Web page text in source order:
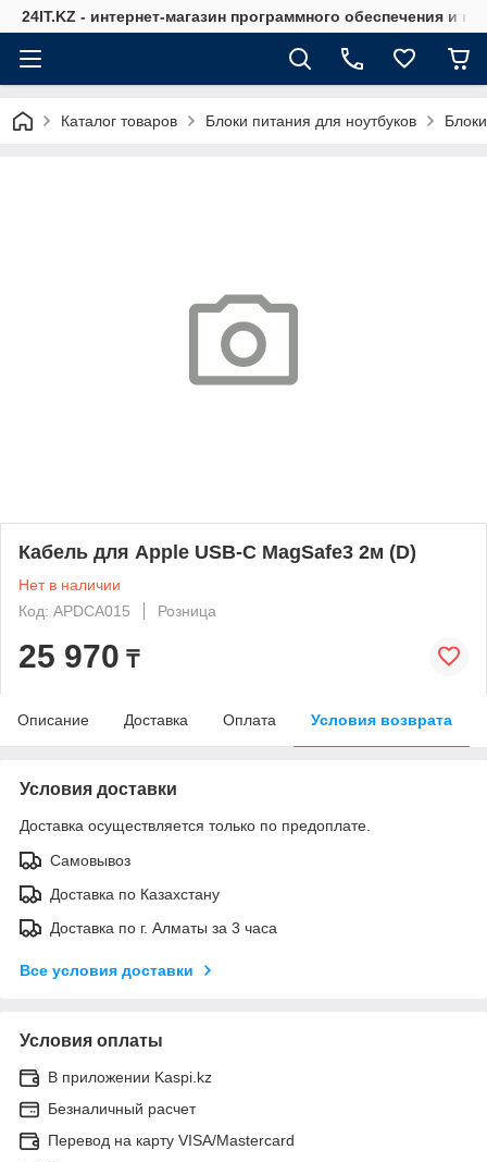
24IT.KZ - интернет-магазин программного обеспечения и
Каталог товаров Блоки питания для ноутбуков
Кабель для Apple USB-C MagSafe3 2м (D)
Нет в наличии
Код: APDCA015
Розница
25 970 ₸
Описание Доставка Оплата Условия возврата
Условия доставки
Доставка осуществляется только по предоплате.
Самовывоз
Доставка по Казахстану
Доставка по г. Алматы за 3 часа
Все условия доставки
Условия оплаты
В приложении Kaspi.kz
Безналичный расчет
Перевод на карту VISA/Mastercard